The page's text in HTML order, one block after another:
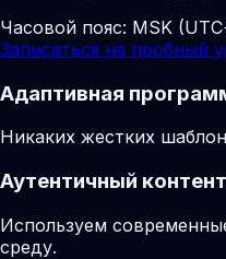
Часовой пояс: MSK
Записаться на пробный
Адаптивная
Никаких жестких
Аутентичный контент
Используем
среду.